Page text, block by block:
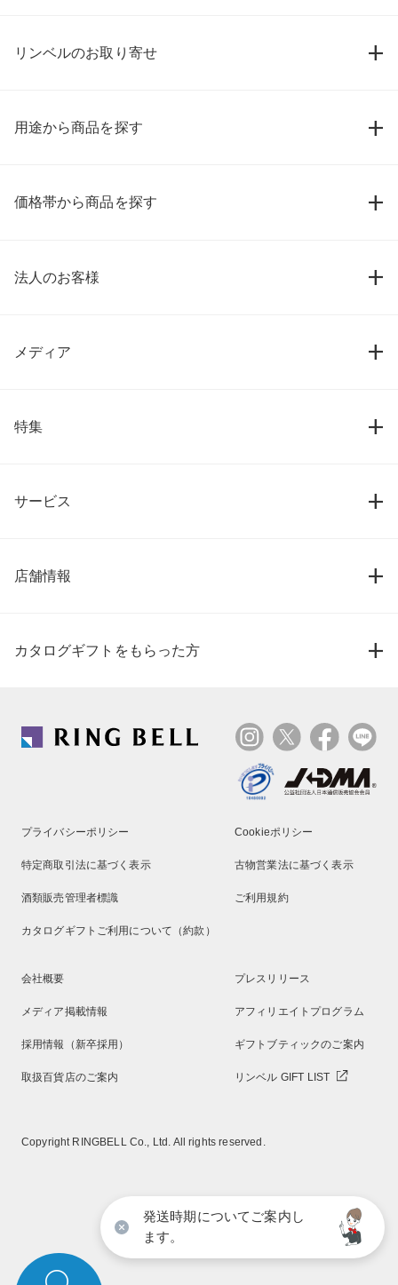
リンベルのお取り寄せ
用途から商品を探す
価格帯から商品を探す
法人のお客様
メディア
特集
サービス
店舗情報
カタログギフトをもらった方
プライバシーポリシー Cookieポリシー
特定商取引法に基づく表示 古物営業法に基づく表示
酒類販売管理者標識 ご利用規約
カタログギフトご利用について（約款）
会社概要 プレスリリース
メディア掲載情報 アフィリエイトプログラム
採用情報（新卒採用） ギフトブティックのご案内
取扱百貨店のご案内 リンベル GIFT LIST
Copyright RINGBELL Co., Ltd. All rights reserved.
発送時期についてご案内し
ます。